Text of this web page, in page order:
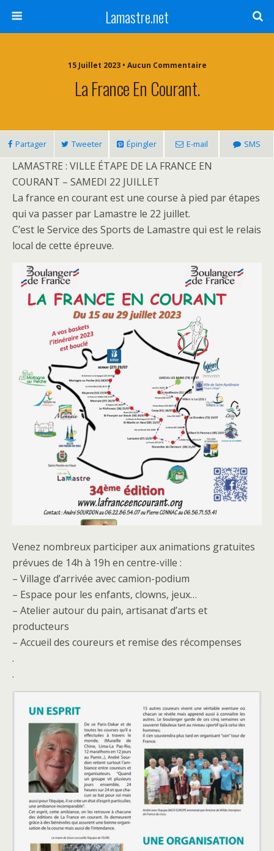
Lamastre.net
15 Juillet 2023 • Aucun Commentaire
La France En Courant.
Partager Tweeter Épingler E-mail SMS
LAMASTRE : VILLE ÉTAPE DE LA FRANCE EN
COURANT – SAMEDI 22 JUILLET
La france en courant est une course à pied par étapes
qui va passer par Lamastre le 22 juillet.
C’est le Service des Sports de Lamastre qui est le relais
local de cette épreuve.
Venez nombreux participer aux animations gratuites
prévues de 14h à 19h en centre-ville :
– Village d’arrivée avec camion-podium
– Espace pour les enfants, clowns, jeux…
– Atelier autour du pain, artisanat d’arts et
producteurs
– Accueil des coureurs et remise des récompenses
.
.